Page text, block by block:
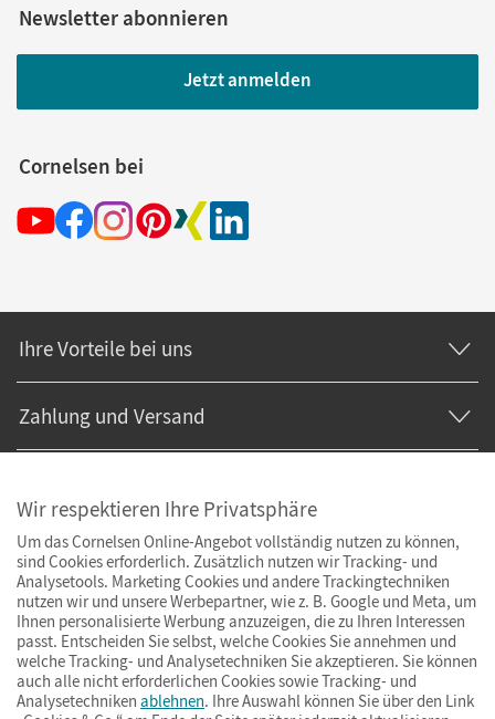
Newsletter abonnieren
Jetzt anmelden
Cornelsen bei
Ihre Vorteile bei uns
Zahlung und Versand
Wir respektieren Ihre Privatsphäre
Um das Cornelsen Online-Angebot vollständig nutzen zu können,
sind Cookies erforderlich. Zusätzlich nutzen wir Tracking- und
Analysetools. Marketing Cookies und andere Trackingtechniken
nutzen wir und unsere Werbepartner, wie z. B. Google und Meta, um
Ihnen personalisierte Werbung anzuzeigen, die zu Ihren Interessen
passt. Entscheiden Sie selbst, welche Cookies Sie annehmen und
welche Tracking- und Analysetechniken Sie akzeptieren. Sie können
auch alle nicht erforderlichen Cookies sowie Tracking- und
Analysetechniken ablehnen. Ihre Auswahl können Sie über den Link